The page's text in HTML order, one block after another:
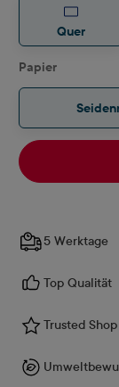
Quer
Papierauswählen
5 Werktage
Top Qualität
Trusted